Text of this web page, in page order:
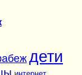
дети